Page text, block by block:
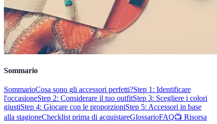
Sommario
SommarioCosa sono gli accessori perfetti?Step 1: Identificare
l'occasioneStep 2: Considerare il tuo outfitStep 3: Scegliere i colori
giustiStep 4: Giocare con le proporzioniStep 5: Accessori in base
alla stagioneChecklist prima di acquistareGlossarioFAQ📺 Risorsa